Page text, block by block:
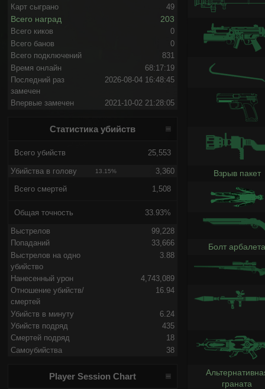
Карт сыграно
49
Всего наград 203
Всего киков
0
Всего банов
0
Всего подключений
831
Время онлайн
68:17:19
Последний раз
замечен
2026-08-04 16:48:45
Впервые замечен 2021-10-02 21:28:05
Статистика убийств
Всего убийств 25,553
Убийства в голову 13.15% 3,360
Всего смертей 1,508
Общая точность 33.93%
Выстрелов
99,228
Попаданий
33,666
Выстрелов на одно
убийство
3.88
Нанесенный урон
4,743,089
Отношение убийств/
смертей
16.94
Убийств в минуту
6.24
Убийств подряд
435
Смертей подряд
18
Самоубийства
38
Player Session Chart
Взрыв пакет
Болт
граната